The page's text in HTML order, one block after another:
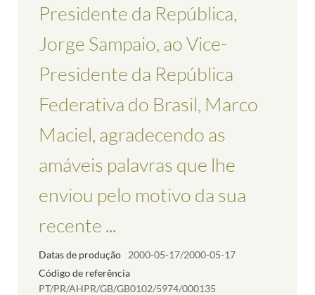
Presidente da República,
Jorge Sampaio, ao Vice-
Presidente da República
Federativa do Brasil, Marco
Maciel, agradecendo as
amáveis palavras que lhe
enviou pelo motivo da sua
recente ...
Datas de produção
2000-05-17/2000-05-17
Código de referência
PT/PR/AHPR/GB/GB0102/5974/000135